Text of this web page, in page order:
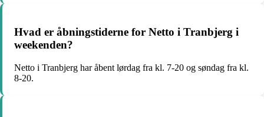
Hvad er åbningstiderne for Netto i Tranbjerg i
weekenden?
Netto i Tranbjerg har åbent lørdag fra kl. 7-20 og søndag fra kl.
8-20.